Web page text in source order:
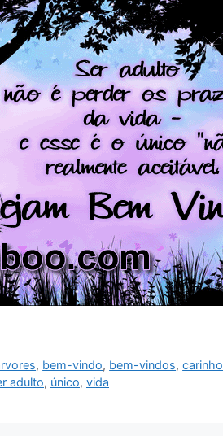
, bem-vindo, bem-vindos,carinho
adulto, único, vida